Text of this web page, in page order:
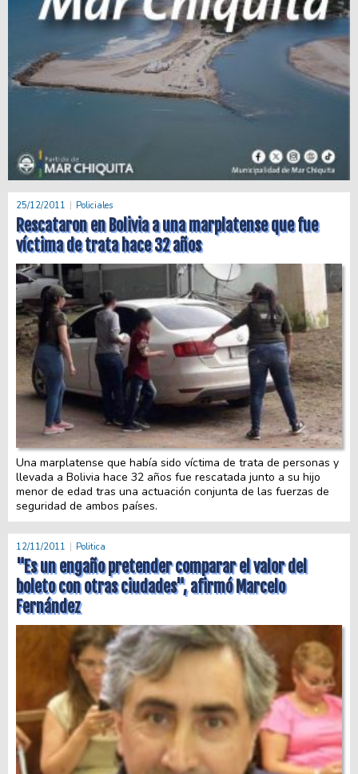
25/12/2011 Policiales
Rescataron en Bolivia a una marplatense que fue
víctima de trata hace 32 años
Una marplatense que había sido víctima de trata de personas y
llevada a Bolivia hace 32 años fue rescatada junto a su hijo
menor de edad tras una actuación conjunta de las fuerzas de
seguridad de ambos países.
12/11/2011 Politica
"Es un engaño pretender comparar el valor del
boleto con otras ciudades", afirmó Marcelo
Fernández